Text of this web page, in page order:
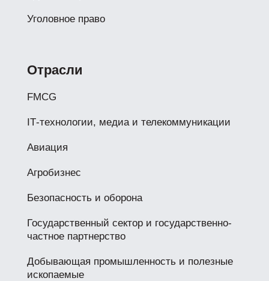
Уголовное право
Отрасли
FMCG
IТ-технологии, медиа и телекоммуникации
Авиация
Агробизнес
Безопасность и оборона
Государственный сектор и государственно-
частное партнерство
Добывающая промышленность и полезные
ископаемые